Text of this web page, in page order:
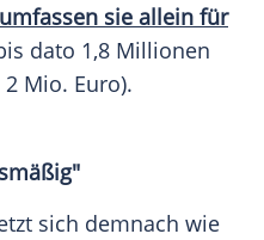
sie allein für
dato 1,8 Millionen
Mio. Euro).
sich demnach wie